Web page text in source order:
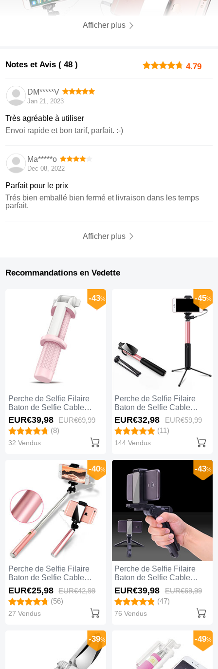
Afficher plus
Notes et Avis ( 48 ) 4.79
DM*****V
Jan 21, 2023
Très agréable à utiliser
Envoi rapide et bon tarif, parfait. :-)
Ma*****o
Dec 08, 2022
Parfait pour le prix
Trés bien emballé bien fermé et livraison dans les temps
parfait.
Afficher plus
Recommandations en Vedette
Perche de Selfie Filaire
Baton de Selfie Cable
Extensible de Poche
Universel T36 Rose
-43%
EUR€39,98 EUR€69,99
(8)
32 Vendus
Perche de Selfie Filaire
Baton de Selfie Cable
Extensible de Poche
Universel T35 Rose
-45%
EUR€32,98 EUR€59,99
(11)
144 Vendus
Perche de Selfie Filaire
Baton de Selfie Cable
Extensible de Poche
Universel S22 Or Rose
-40%
EUR€25,98 EUR€42,99
(56)
27 Vendus
Perche de Selfie Filaire
Baton de Selfie Cable
Extensible de Poche
Universel S21 Noir
-43%
EUR€39,98 EUR€69,99
(47)
76 Vendus
-39% -49%